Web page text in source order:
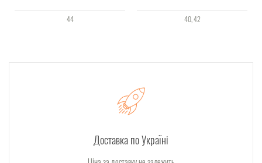
44 40 42
Доставка по Україні